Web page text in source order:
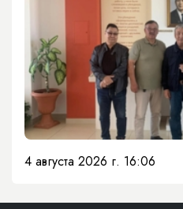
4 августа 2026 г. 16:06